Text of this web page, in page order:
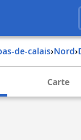
de-calais› nord›
Carte